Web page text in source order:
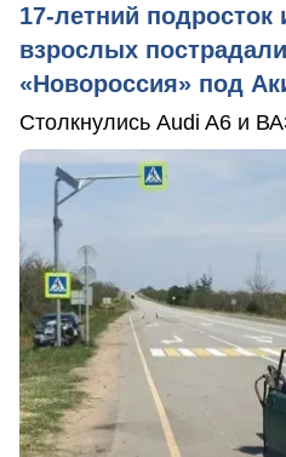
17-летний подросток
взрослых
«Новороссия» под
Столкнулись Audi A6 и